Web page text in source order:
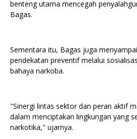
benteng utama mencegah
Bagas.
Sementara itu, Bagas juga
pendekatan preventif melalui
bahaya narkoba.
"Sinergi lintas sektor dan peran aktif
dalam menciptakan lingkungan yang
narkotika," ujarnya.